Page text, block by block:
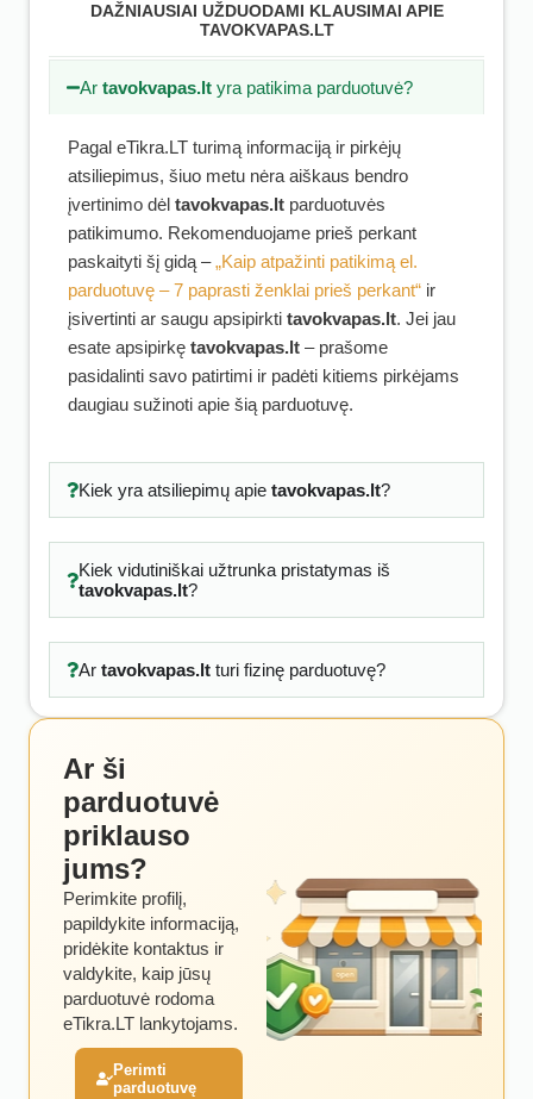
DAŽNIAUSIAI UŽDUODAMI KLAUSIMAI APIE
TAVOKVAPAS.LT
Artavokvapas.lt yra patikima parduotuvė?
Pagal eTikra.LT turimą informaciją ir pirkėjų
atsiliepimus, šiuo metu nėra aiškaus bendro
įvertinimo dėl tavokvapas.lt parduotuvės
patikimumo. Rekomenduojame prieš perkant
paskaityti šį gidą –„Kaip atpažinti patikimą el.
parduotuvę – 7 paprasti ženklai prieš perkant“ ir
įsivertinti ar saugu apsipirkti tavokvapas.lt. Jei jau
esate apsipirkę tavokvapas.lt – prašome
pasidalinti savo patirtimi ir padėti kitiems pirkėjams
daugiau sužinoti apie šią parduotuvę.
Kiek yra atsiliepimų apie tavokvapas.lt?
Kiek vidutiniškai užtrunka pristatymas iš
tavokvapas.lt?
Ar tavokvapas.ltturi fizinę parduotuvę?
Ar ši
parduotuvė
priklauso
jums?
Perimkite profilį,
papildykite informaciją,
pridėkite kontaktus ir
valdykite, kaip jūsų
parduotuvė rodoma
eTikra.LT lankytojams.
Perimti
parduotuvę